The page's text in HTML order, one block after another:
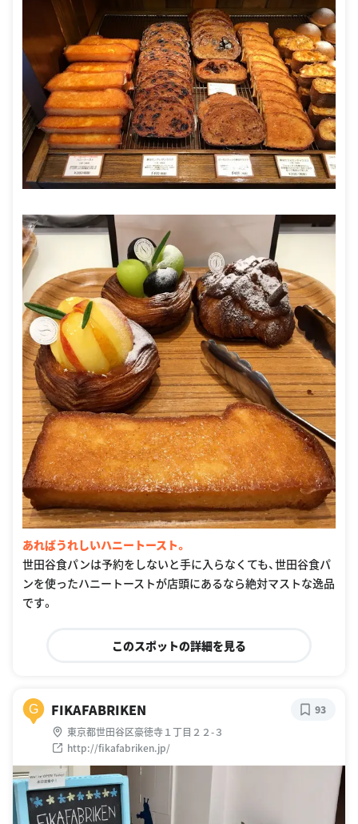
あればうれしいハニートースト。
世田谷食パンは予約をしないと手に入らなくても、世田谷食パ
ンを使ったハニートーストが店頭にあるなら絶対マストな逸品
です。
このスポットの詳細を見る
G FIKAFABRIKEN
東京都世田谷区豪徳寺１丁目２２-３
http://fikafabriken.jp/
93